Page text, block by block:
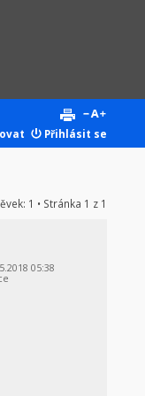
Přihlásit se
1 • Stránka 1 z 1
05:38